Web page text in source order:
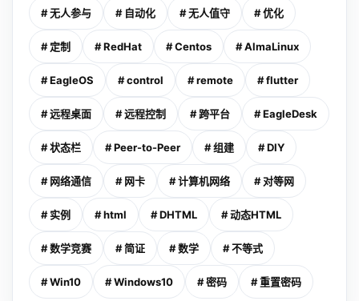
# 无人参与 # 自动化 # 无人值守 # 优化
# 定制 # RedHat # Centos # AlmaLinux
# EagleOS # control # remote # flutter
# 远程桌面 # 远程控制 # 跨平台 # EagleDesk
# 状态栏 # Peer-to-Peer # 组建 # DIY
# 网络通信 # 网卡 # 计算机网络 # 对等网
# 实例 # html # DHTML # 动态HTML
# 数学竞赛 # 简证 # 数学 # 不等式
# Win10 # Windows10 # 密码 # 重置密码